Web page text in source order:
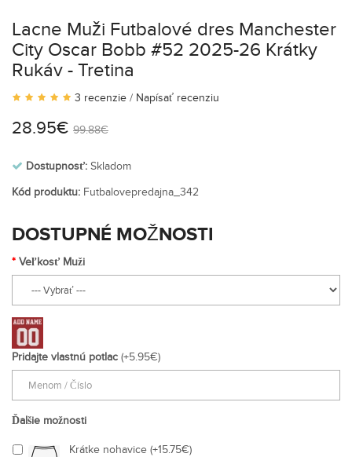
Lacne Muži Futbalové dres Manchester
City Oscar Bobb #52 2025-26 Krátky
Rukáv - Tretina
3 recenzie / Napísať recenziu
28.95€ 99.88€
Dostupnosť: Skladom
Kód produktu: Futbalovepredajna_342
DOSTUPNÉ MOŽNOSTI
Veľkosť Muži
Pridajte vlastnú potlac (+5.95€)
Ďalšie možnosti
Krátke nohavice (+15.75€)